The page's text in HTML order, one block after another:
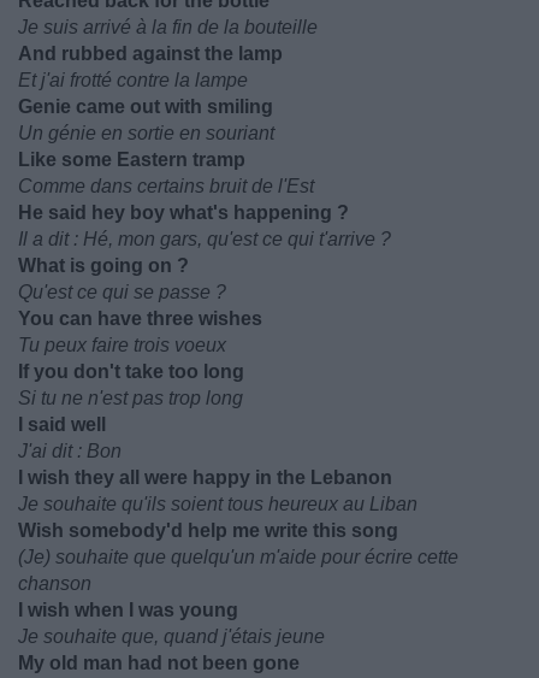
Je suis arrivé à la fin de la bouteille
And rubbed against the lamp
Et j'ai frotté contre la lampe
Genie came out with smiling
Un génie en sortie en souriant
Like some Eastern tramp
Comme dans certains bruit de l'Est
He said hey boy what's happening ?
Il a dit : Hé, mon gars, qu'est ce qui t'arrive ?
What is going on ?
Qu'est ce qui se passe ?
You can have three wishes
Tu peux faire trois voeux
If you don't take too long
Si tu ne n'est pas trop long
I said well
J'ai dit : Bon
I wish they all were happy in the Lebanon
Je souhaite qu'ils soient tous heureux au Liban
Wish somebody'd help me write this song
(Je) souhaite que quelqu'un m'aide pour écrire cette
chanson
I wish when I was young
Je souhaite que, quand j'étais jeune
My old man had not been gone